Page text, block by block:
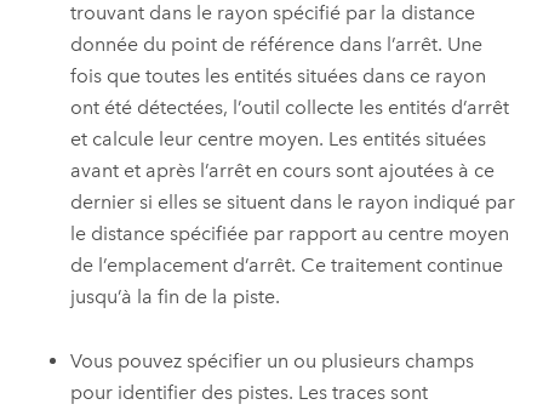
trouvant dans le rayon spécifié par la distance
donnée du point de référence dans l’arrêt. Une
fois que toutes les entités situées dans ce rayon
ont été détectées, l’outil collecte les entités d’arrêt
et calcule leur centre moyen. Les entités situées
avant et après l’arrêt en cours sont ajoutées à ce
dernier si elles se situent dans le rayon indiqué par
le distance spécifiée par rapport au centre moyen
de l’emplacement d’arrêt. Ce traitement continue
jusqu’à la fin de la piste.
Vous pouvez spécifier un ou plusieurs champs
pour identifier des pistes. Les traces sont